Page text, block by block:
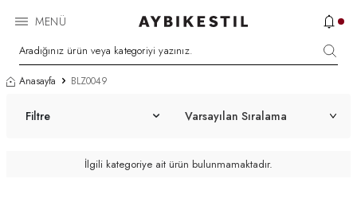
MENÜ
Anasayfa BLZ0049
Filtre
İlgili kategoriye ait ürün bulunmamaktadır.